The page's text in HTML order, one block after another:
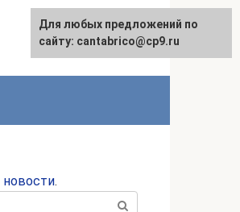
English
новости.
Для любых предложений по
сайту: cantabrico@cp9.ru